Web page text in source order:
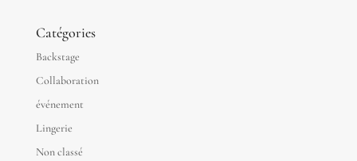
Catégories
Backstage
Collaboration
événement
Lingerie
Non classé